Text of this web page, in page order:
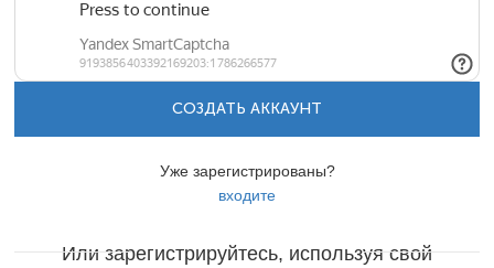
СОЗДАТЬ АККАУНТ
Уже зарегистрированы?
входите
Или зарегистрируйтесь, используя свой